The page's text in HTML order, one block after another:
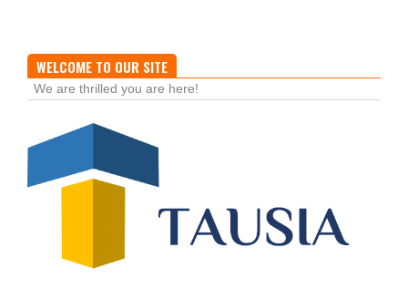
WELCOME TO OUR SITE
We are thrilled you are here!